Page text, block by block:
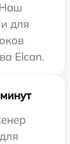
Наш
для
Elcan.